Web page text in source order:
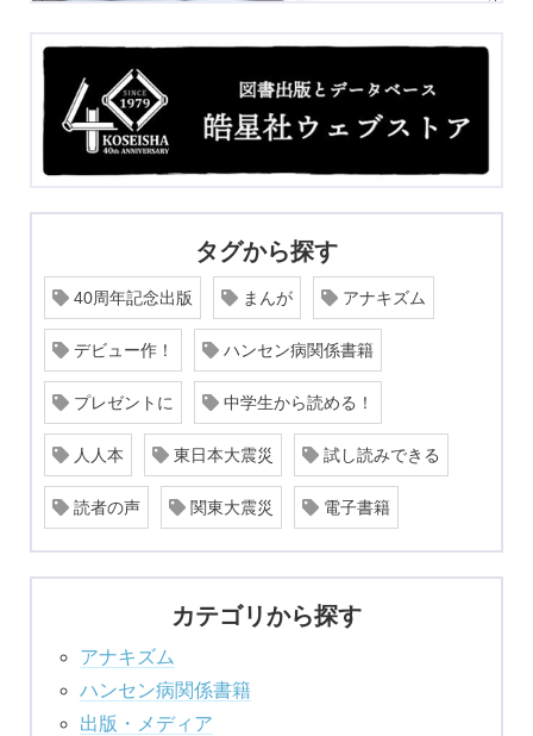
タグから探す
40周年記念出版 まんが アナキズム
デビュー作！ ハンセン病関係書籍
プレゼントに 中学生から読める！
人人本 東日本大震災 試し読みできる
読者の声 関東大震災 電子書籍
カテゴリから探す
アナキズム
ハンセン病関係書籍
出版・メディア